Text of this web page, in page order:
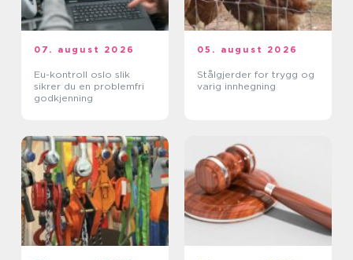
07. august 2026
Eu-kontroll oslo slik
sikrer du en problemfri
godkjenning
05. august 2026
Stålgjerder for trygg og
varig innhegning